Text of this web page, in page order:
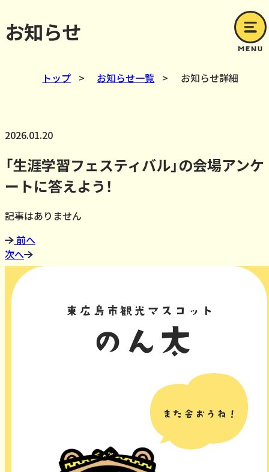
お知らせ
トップ > お知らせ一覧 > お知らせ詳細
2026.01.20
「生涯学習フェスティバル」の会場アンケ
ートに答えよう！
記事はありません
前へ
次へ